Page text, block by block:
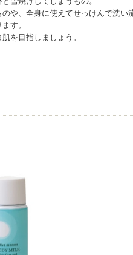
や、全身に使えてせっけんで洗い
す。
を目指しましょう。